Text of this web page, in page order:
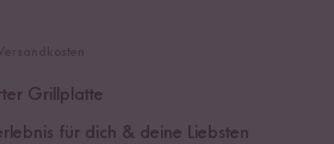
Grillplatte
für dich & deine Liebsten